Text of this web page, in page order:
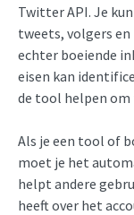
Twitter API. Je
tweets, volgers
echter boeiende
eisen kan
de tool helpen om
Als je een tool of
moet je het
helpt andere
heeft over het